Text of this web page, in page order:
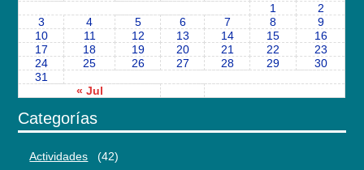
« Jul
1
2
3
4 5 6 7 8
9
10
11 12 13 14 15
16
17
18 19 20 21 22
23
24
25 26 27 28 29
30
31
Categorías
Actividades
(42)